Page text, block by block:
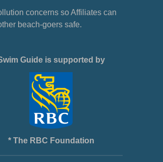
concerns so Affiliates can
beach-goers safe.
Guide is supported by
* The RBC Foundation